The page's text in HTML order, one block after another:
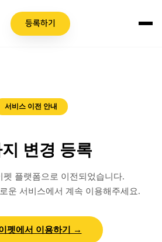
등록하기
서비스 이전 안내
변경 등록
펫 플랫폼으로 이전되었습니다.
운 서비스에서 계속 이용해주세요.
펫에서 이용하기 →